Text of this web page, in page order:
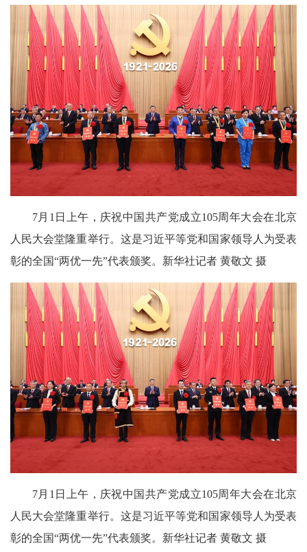
7月1日上午，庆祝中国共产党成立105周年大会在北京
人民大会堂隆重举行。这是习近平等党和国家领导人为受表
彰的全国“两优一先”代表颁奖。新华社记者 黄敬文 摄
7月1日上午，庆祝中国共产党成立105周年大会在北京
人民大会堂隆重举行。这是习近平等党和国家领导人为受表
彰的全国“两优一先”代表颁奖。新华社记者 黄敬文 摄